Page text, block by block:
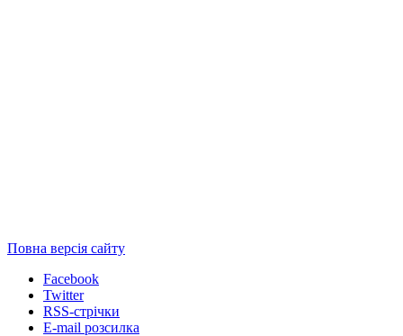
Повна версія сайту
Facebook
Twitter
RSS-стрічки
E-mail розсилка